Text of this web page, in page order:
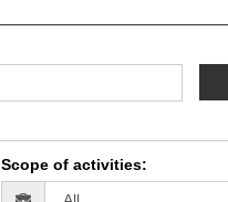
Scope of activities: